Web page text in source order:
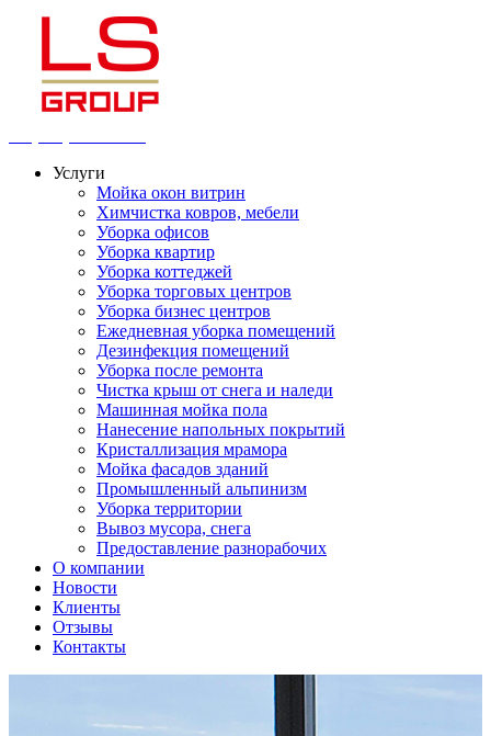
Услуги
Мойка окон витрин
Химчистка ковров, мебели
Уборка офисов
Уборка квартир
Уборка коттеджей
Уборка торговых центров
Уборка бизнес центров
Ежедневная уборка помещений
Дезинфекция помещений
Уборка после ремонта
Чистка крыш от снега и наледи
Машинная мойка пола
Нанесение напольных покрытий
Кристаллизация мрамора
Мойка фасадов зданий
Промышленный альпинизм
Уборка территории
Вывоз мусора, снега
Предоставление разнорабочих
О компании
Новости
Клиенты
Отзывы
Контакты